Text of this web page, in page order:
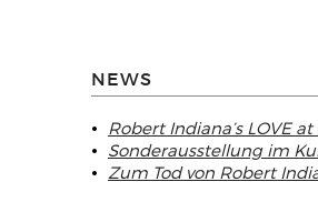
NEWS
Robert Indiana’s LOVE
Sonderausstellung im
Zum Tod von Robert